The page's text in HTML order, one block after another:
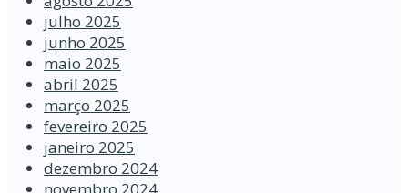
julho 2025
junho 2025
maio 2025
abril 2025
março 2025
fevereiro 2025
janeiro 2025
dezembro 2024